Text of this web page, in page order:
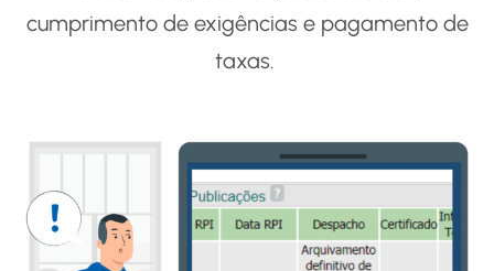
cumprimento de exigências e pagamento de
taxas.